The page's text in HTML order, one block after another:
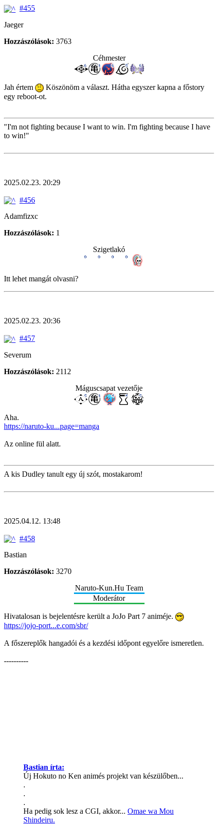
#455
Jaeger
Hozzászólások: 3763
Céhmester
Jah értem
Köszönöm a választ. Hátha egyszer kapna a főstory
egy reboot-ot.
"I'm not fighting because I want to win. I'm fighting because I have
to win!"
2025.02.23. 20:29
#456
Adamfizxc
Hozzászólások: 1
Szigetlakó
Itt lehet mangát olvasni?
2025.02.23. 20:36
#457
Severum
Hozzászólások: 2112
Máguscsapat vezetője
Aha.
https://naruto-ku...page=manga
Az online fül alatt.
A kis Dudley tanult egy új szót, mostakarom!
2025.04.12. 13:48
#458
Bastian
Hozzászólások: 3270
Naruto-Kun.Hu Team
Moderátor
Hivatalosan is bejelentésre került a JoJo Part 7 animéje.
https://jojo-port...e.com/sbr/
A főszereplők hangadói és a kezdési időpont egyelőre ismeretlen.
----------
Bastian írta:
Új Hokuto no Ken animés projekt van készülőben...
.
.
.
Ha pedig sok lesz a CGI, akkor... Omae wa Mou
Shindeiru.